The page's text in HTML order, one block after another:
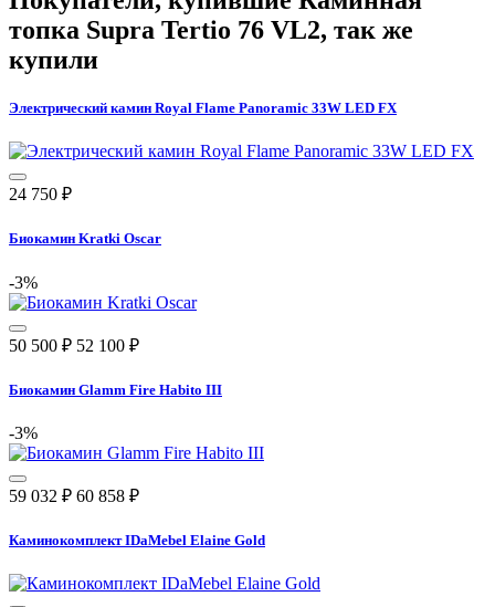
топка Supra Tertio 76 VL2, так же
купили
Электрический камин Royal Flame Panoramic 33W LED FX
24 750 ₽
Биокамин Kratki Oscar
-3%
50 500 ₽ 52 100 ₽
Биокамин Glamm Fire Habito III
-3%
59 032 ₽ 60 858 ₽
Каминокомплект IDaMebel Elaine Gold